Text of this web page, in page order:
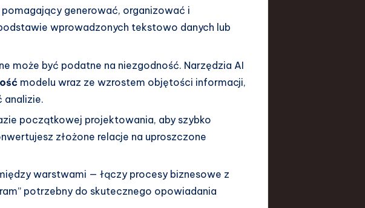
generować, organizować i
wprowadzonych tekstowo danych lub
może być podatne na niezgodność. Narzędzia AI
modelu wraz ze wzrostem objętości informacji,
analizie.
początkowej projektowania, aby szybko
złożone relacje na uproszczone
warstwami — łączy procesy biznesowe z
potrzebny do skutecznego opowiadania